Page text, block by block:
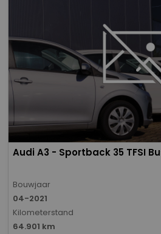
Audi A3 - Sportback 35 TFSI
Bouwjaar
04-2021
Kilometerstand
64.901 km